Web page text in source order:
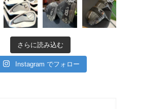
さらに読み込む
Instagram でフォロー